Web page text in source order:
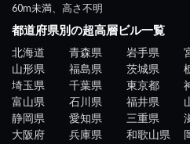
60m未満、高さ不明
都道府県別の超高層ビル一覧
北海道 青森県 岩手県
山形県
福島県 茨城県
埼玉県
千葉県 東京都
富山県
石川県 福井県
静岡県
愛知県 三重県
大阪府
兵庫県 和歌山県